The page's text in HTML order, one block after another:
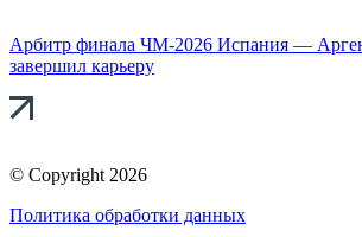
Арбитр финала ЧМ-2026 Испания —
завершил карьеру
© Copyright 2026
Политика обработки данных